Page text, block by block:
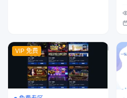
VIP 免费